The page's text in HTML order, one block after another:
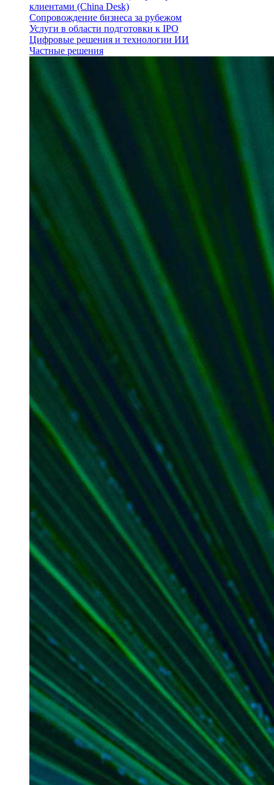
клиентами (China Desk)
Сопровождение бизнеса за рубежом
Услуги в области подготовки к IPO
Цифровые решения и технологии ИИ
Частные решения